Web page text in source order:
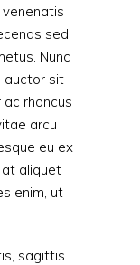
sed
Nunc
auctor sit
rhoncus
arcu
eu ex
aliquet
enim, ut
sagittis